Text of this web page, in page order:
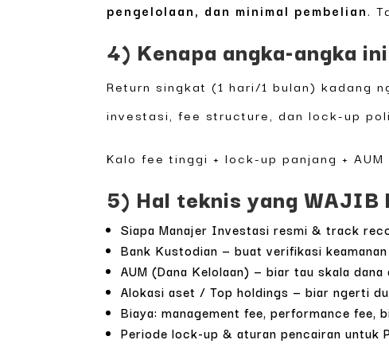
pengelolaan, dan minimal pembelian.
4) Kenapa angka-angka
Return singkat (1 hari/1 bulan) kadang
investasi, fee structure, dan lock-up
Kalo fee tinggi + lock-up panjang +
5) Hal teknis yang
Siapa Manajer Investasi resmi & track
Bank Kustodian — buat verifikasi
AUM (Dana Kelolaan) — biar tau skala
Alokasi aset / Top holdings — biar ngerti
Biaya: management fee, performance fee,
Periode lock-up & aturan pencairan untuk